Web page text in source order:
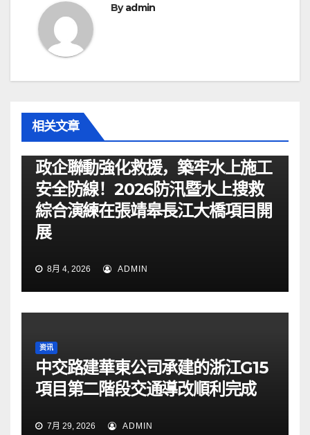
航
Byadmin
相关文章
政企聯動強化救援，築牢水上施工
安全防線！2026防汛暨水上搜救
綜合演練在張靖皋長江大橋項目開
展
8月 4, 2026 ADMIN
资讯
中交路建華東公司承建的浙江G15
項目第二階段交通導改順利完成
7月 29, 2026 ADMIN